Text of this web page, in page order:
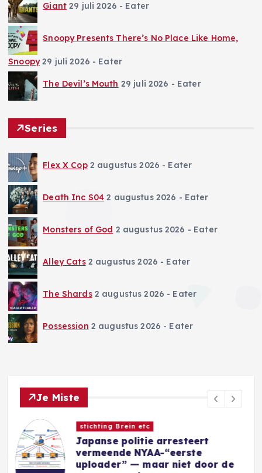
Giant 29 juli 2026 - Eater
Snoopy Presents There’s No Place Like Home,
Snoopy 29 juli 2026 - Eater
The Devil’s Mouth 29 juli 2026 - Eater
Series
Flex X Cop 2 augustus 2026 - Eater
Death Inc S04 2 augustus 2026 - Eater
Monsters of God 2 augustus 2026 - Eater
Alley Cats 2 augustus 2026 - Eater
The Shards 2 augustus 2026 - Eater
Possession 2 augustus 2026 - Eater
Je Miste
Nieuwe Games
Sins of a Solar Empire II:
Harbinger introduceert nieuwe
Eidolon-factie